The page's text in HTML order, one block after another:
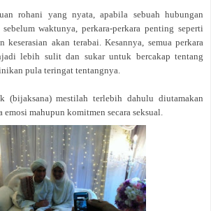
rohani yang nyata, apabila sebuah hubungan
waktunya, perkara-perkara penting seperti
akan terabai. Kesannya, semua perkara
lebih sulit dan sukar untuk bercakap tentang
pula teringat tentangnya.
(bijaksana) mestilah terlebih dahulu diutamakan
emosi mahupun komitmen secara seksual.